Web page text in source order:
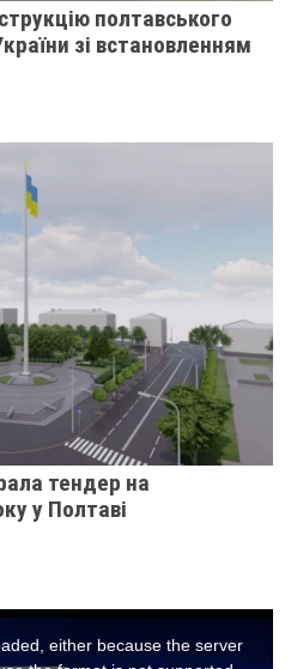
полтавського
зі встановленням
тендер на
у Полтаві